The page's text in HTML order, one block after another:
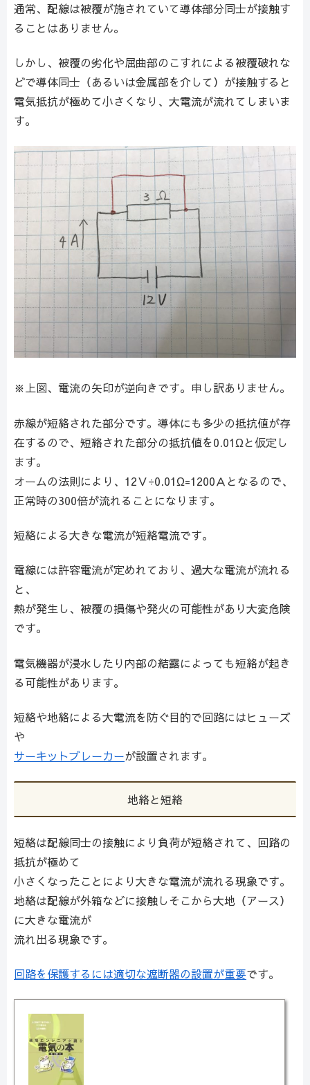
通常、配線は被覆が施されていて導体部分同士が接触す
ることはありません。
しかし、被覆の劣化や屈曲部のこすれによる被覆破れな
どで導体同士（あるいは金属部を介して）が接触すると
電気抵抗が極めて小さくなり、大電流が流れてしまいま
す。
※上図、電流の矢印が逆向きです。申し訳ありません。
赤線が短絡された部分です。導体にも多少の抵抗値が存
在するので、短絡された部分の抵抗値を0.01Ωと仮定し
ます。
オームの法則により、12Ｖ÷0.01Ω=1200Ａとなるので、
正常時の300倍が流れることになります。
短絡による大きな電流が短絡電流です。
電線には許容電流が定めれており、過大な電流が流れる
と、
熱が発生し、被覆の損傷や発火の可能性があり大変危険
です。
電気機器が浸水したり内部の結露によっても短絡が起き
る可能性があります。
短絡や地絡による大電流を防ぐ目的で回路にはヒューズ
や
サーキットブレーカーが設置されます。
地絡と短絡
短絡は配線同士の接触により負荷が短絡されて、回路の
抵抗が極めて
小さくなったことにより大きな電流が流れる現象です。
地絡は配線が外箱などに接触しそこから大地（アース）
に大きな電流が
流れ出る現象です。
回路を保護するには適切な遮断器の設置が重要です。